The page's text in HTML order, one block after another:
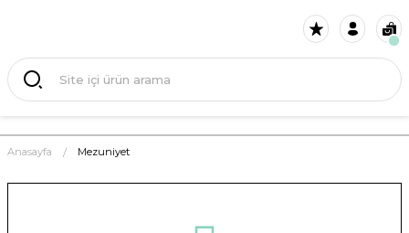
Anasayfa Mezuniyet